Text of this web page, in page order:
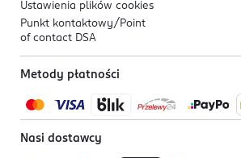
Ustawienia plików cookies
Punkt kontaktowy/ Point
of contact DSA
Metody płatności
Nasi dostawcy